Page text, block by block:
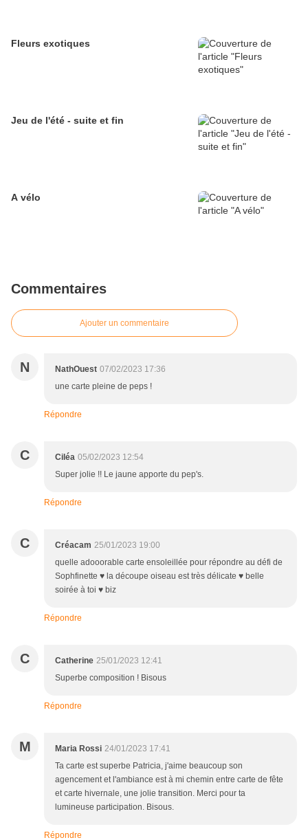
Fleurs exotiques
Jeu de l'été - suite et fin
A vélo
Commentaires
Ajouter un commentaire
N NathOuest 07/02/2023 17:36
une carte pleine de peps !
Répondre
C Ciléa 05/02/2023 12:54
Super jolie !! Le jaune apporte du pep's.
Répondre
C Créacam 25/01/2023 19:00
quelle adooorable carte ensoleillée pour répondre au défi de
Sophfinette ♥ la découpe oiseau est très délicate ♥ belle
soirée à toi ♥ biz
Répondre
C Catherine 25/01/2023 12:41
Superbe composition ! Bisous
Répondre
M Maria Rossi 24/01/2023 17:41
Ta carte est superbe Patricia, j'aime beaucoup son
agencement et l'ambiance est à mi chemin entre carte de fête
et carte hivernale, une jolie transition. Merci pour ta
lumineuse participation. Bisous.
Répondre